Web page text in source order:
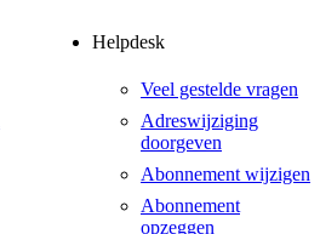
Helpdesk
Veel gestelde vragen
Adreswijziging
doorgeven
Abonnement wijzigen
Abonnement
opzeggen